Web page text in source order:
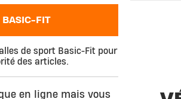
BASIC-FIT
de sport Basic-Fit pour
des articles.
en ligne mais vous